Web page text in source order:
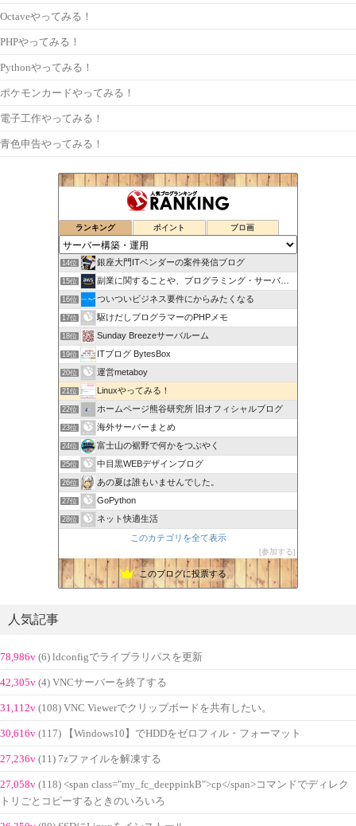
Octaveやってみる！
PHPやってみる！
Pythonやってみる！
ポケモンカードやってみる！
電子工作やってみる！
青色申告やってみる！
ランキング ポイント ブロ画
14位 銀座大門ITベンダーの案件発信ブログ
15位 副業に関することや、プログラミング・サーバー関係
16位 ついついビジネス要件にからみたくなる
17位 駆けだしプログラマーのPHPメモ
18位 Sunday Breezeサーバルーム
19位 ITブログ BytesBox
20位 運営metaboy
21位 Linuxやってみる！
22位 ホームページ熊谷研究所 旧オフィシャルブログ
23位 海外サーバーまとめ
24位 富士山の裾野で何かをつぶやく
25位 中目黒WEBデザインブログ
26位 あの夏は誰もいませんでした。
27位 GoPython
28位 ネット快適生活
このカテゴリを全て表示
参加する
このブログに投票する
人気記事
78,986v (6) ldconfigでライブラリパスを更新
42,305v (4) VNCサーバーを終了する
31,112v (108) VNC Viewerでクリップボードを共有したい。
30,616v (117) 【Windows10】でHDDをゼロフィル・フォーマット
27,236v (11) 7zファイルを解凍する
27,058v (118) <span class="my_fc_deeppinkB">cp</span>コマンドでディレク
トリごとコピーするときのいろいろ